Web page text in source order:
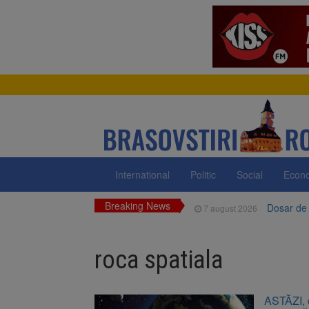
International Politic Social
Breaking News 7 august 2026 Dosar
neigienizate
7 august 2026
luni
roca spatiala